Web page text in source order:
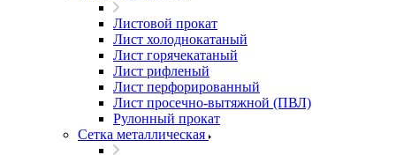
Листовой прокат
Лист холоднокатаный
Лист горячекатаный
Лист рифленый
Лист перфорированный
Лист просечно-вытяжной (ПВЛ)
Рулонный прокат
Сетка металлическая